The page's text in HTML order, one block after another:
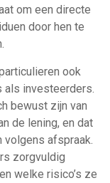
om een directe
door hen te
ook
als investeerders.
bewust zijn van
de lening, en dat
volgens afspraak.
zorgvuldig
welke risico’s ze